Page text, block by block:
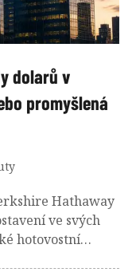
dolarů v
promyšlená
Hathaway
ve svých
hotovostní